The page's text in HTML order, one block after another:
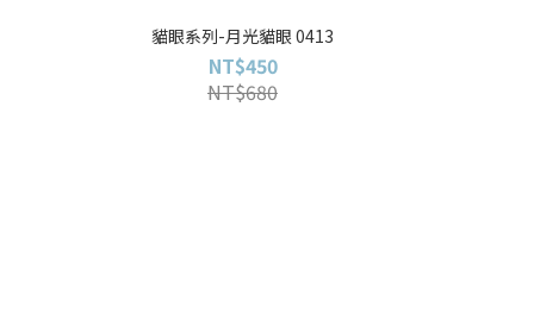
貓眼系列-月光貓眼 0413
NT$450
NT$680